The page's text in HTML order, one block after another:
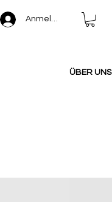
Anmelden
ÜBER UNS